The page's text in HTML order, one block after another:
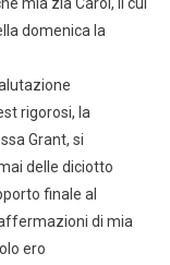
domenica la
rigorosi, la
Grant, si
delle diciotto
finale al
di mia
ero